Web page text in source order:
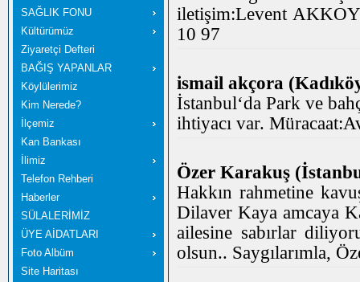
SAĞLIK FONU
Kültürümüz
Ziyaretçi Defteri
BAĞIŞ YAPANLAR
Köylülerimiz
Kim Nerede?
İlçemiz
Kan Bankası
İlimiz
Telefon Rehberi
Haberler
SÜLALERİMİZ
ÜYE AİDATLARI
Foto Albüm
Site Haritası
iletişim:Levent
10 97
ismail akçora
İstanbul‘da Park ve
ihtiyacı var.
Özer Karakuş
Hakkın rahmetine
Dilaver Kaya amcaya
ailesine sabırlar
olsun.. Saygılarımla,